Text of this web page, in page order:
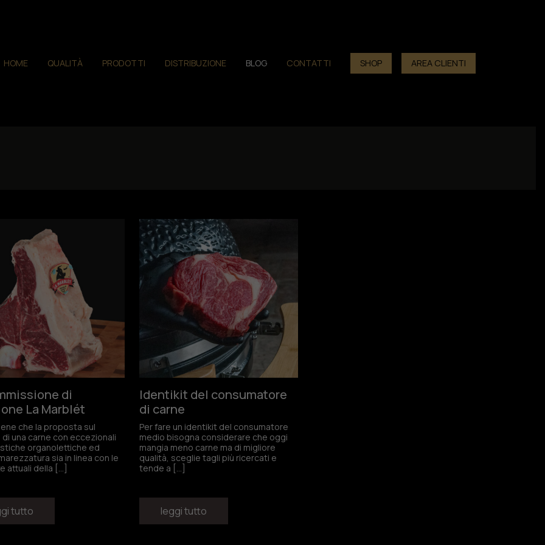
HOME QUALITÀ PRODOTTI DISTRIBUZIONE BLOG CONTATTI SHOP AREA CLIENTI
di
La Marblét
che la proposta sul
una carne con eccezionali
organolettiche ed
sia in linea con le
attuali della […]
tutto
Identikit del consumatore
di carne
Per fare un identikit del consumatore
medio bisogna considerare che oggi
mangia meno carne ma di migliore
qualità, sceglie tagli più ricercati e
tende a […]
leggi tutto
le novità e le promozioni La Marblet!
subito alla newsletter!
i terminiele condizioni sulla privacy